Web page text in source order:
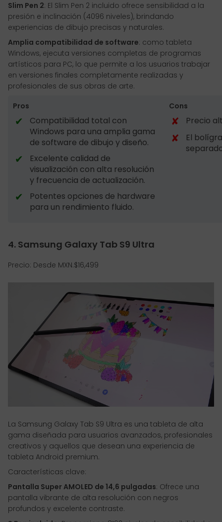
Slim Pen 2: El Slim Pen 2 incluido ofrece sensibilidad a la
presión e inclinación (4096 niveles), brindando
experiencias de dibujo precisas y naturales.
Amplia compatibilidad de software: como tableta
Windows, ejecuta versiones completas de programas
artísticos para PC, lo que permite a los usuarios trabajar
en versiones finales completamente realizadas y
profesionales de sus obras de arte.
Pros
✔
Compatibilidad total con
Windows para una amplia gama
de software de dibujo y diseño.
✔
Excelente calidad de
visualización con alta resolución
y frecuencia de actualización.
✔
Potentes opciones de hardware
para un rendimiento fluido.
Cons
✘ Precio
✘
El
4. Samsung Galaxy Tab S9 Ultra
Precio: Desde MXN.$16,499
La Samsung Galaxy Tab S9 Ultra es una tableta de alta
gama diseñada para usuarios avanzados, profesionales
creativos y aquellos que desean una experiencia de
tableta Android premium.
Características clave:
Pantalla Super AMOLED de 14,6 pulgadas: Ofrece una
pantalla vibrante de alta resolución con negros
profundos y excelente contraste.